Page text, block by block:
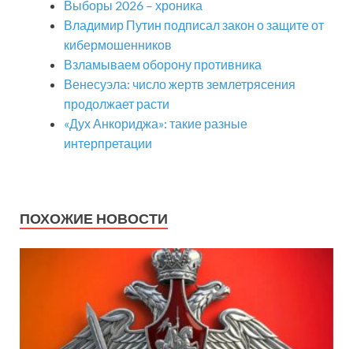
Выборы 2026 – хроника
Владимир Путин подписал закон о защите от
кибермошенников
Взламываем оборону противника
Венесуэла: число жертв землетрясения
продолжает расти
«Дух Анкориджа»: такие разные
интерпретации
ПОХОЖИЕ НОВОСТИ